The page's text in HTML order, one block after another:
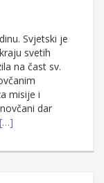
Svjetski je
svetih
na čast sv.
misije i
dar
[…]